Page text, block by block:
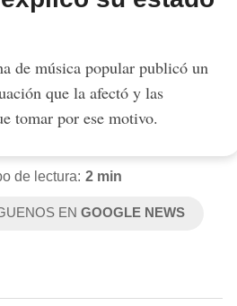
de música popular publicó un
que la afectó y las
tomar por ese motivo.
de lectura: 2 min
ENGOOGLE NEWS